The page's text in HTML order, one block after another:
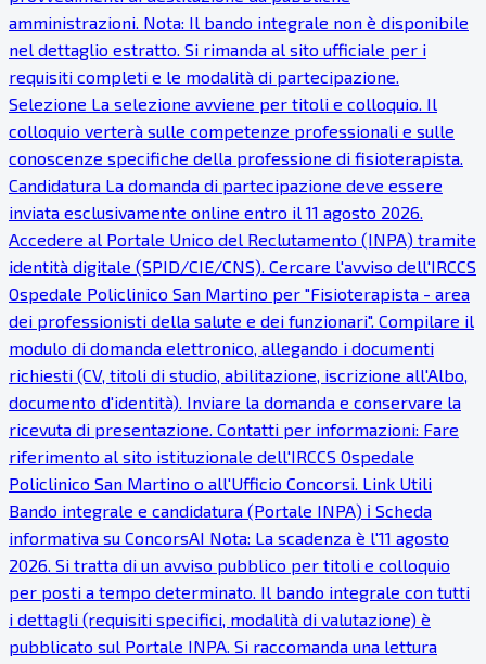
amministrazioni. Nota: Il bando integrale non è disponibile
nel dettaglio estratto. Si rimanda al sito ufficiale per i
requisiti completi e le modalità di partecipazione.
Selezione La selezione avviene per titoli e colloquio. Il
colloquio verterà sulle competenze professionali e sulle
conoscenze specifiche della professione di fisioterapista.
Candidatura La domanda di partecipazione deve essere
inviata esclusivamente online entro il 11 agosto 2026.
Accedere al Portale Unico del Reclutamento (INPA) tramite
identità digitale (SPID/CIE/CNS). Cercare l'avviso dell'IRCCS
Ospedale Policlinico San Martino per "Fisioterapista - area
dei professionisti della salute e dei funzionari". Compilare il
modulo di domanda elettronico, allegando i documenti
richiesti (CV, titoli di studio, abilitazione, iscrizione all'Albo,
documento d'identità). Inviare la domanda e conservare la
ricevuta di presentazione. Contatti per informazioni: Fare
riferimento al sito istituzionale dell'IRCCS Ospedale
Policlinico San Martino o all'Ufficio Concorsi. Link Utili
Bando integrale e candidatura (Portale INPA) ℹ Scheda
informativa su ConcorsAI Nota: La scadenza è l'11 agosto
2026. Si tratta di un avviso pubblico per titoli e colloquio
per posti a tempo determinato. Il bando integrale con tutti
i dettagli (requisiti specifici, modalità di valutazione) è
pubblicato sul Portale INPA. Si raccomanda una lettura